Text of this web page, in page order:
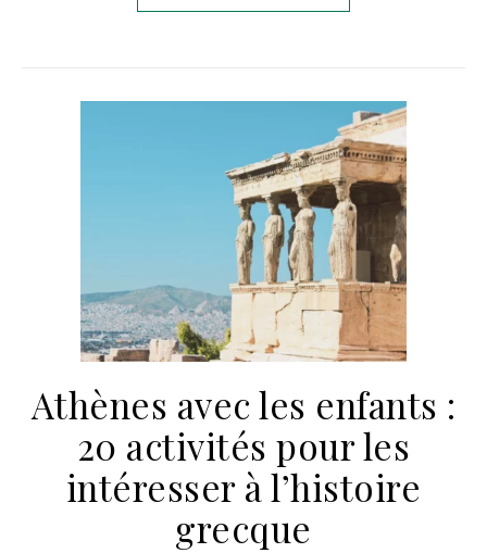
Athènes avec les enfants :
20 activités pour les
intéresser à l’histoire
grecque